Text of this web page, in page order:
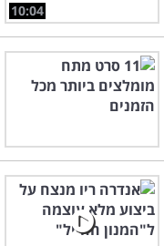
10:04